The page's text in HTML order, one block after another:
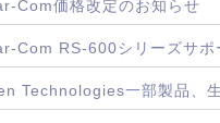
Com価格改定のお知らせ
Com RS-600シリーズサポ
Technologies一部製品、